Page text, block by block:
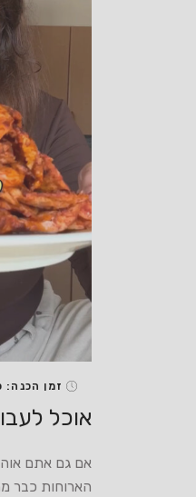
זמן הכנה:
אוכל
אם גם אתם
הארוחות כבר